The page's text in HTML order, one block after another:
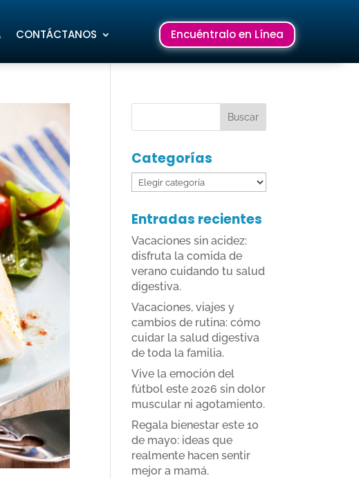
CONTÁCTANOS Encuéntralo en Línea
Categorías
Categorías
Entradas recientes
Vacaciones sin acidez:
disfruta la comida de
verano cuidando tu salud
digestiva.
Vacaciones, viajes y
cambios de rutina: cómo
cuidar la salud digestiva
de toda la familia.
Vive la emoción del
fútbol este 2026 sin dolor
muscular ni agotamiento.
Regala bienestar este 10
de mayo: ideas que
realmente hacen sentir
mejor a mamá.